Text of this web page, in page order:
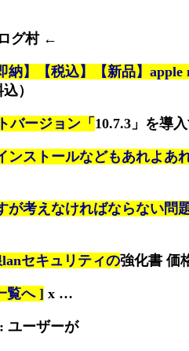
グ村 ←
納】【税込】【新品】apple
）
バージョン「 10.7.3」を導
ンストールなどもあれよあ
が考えなければならない問
セキュリティの強化書 価
覧へ ] x …
ユーザーが